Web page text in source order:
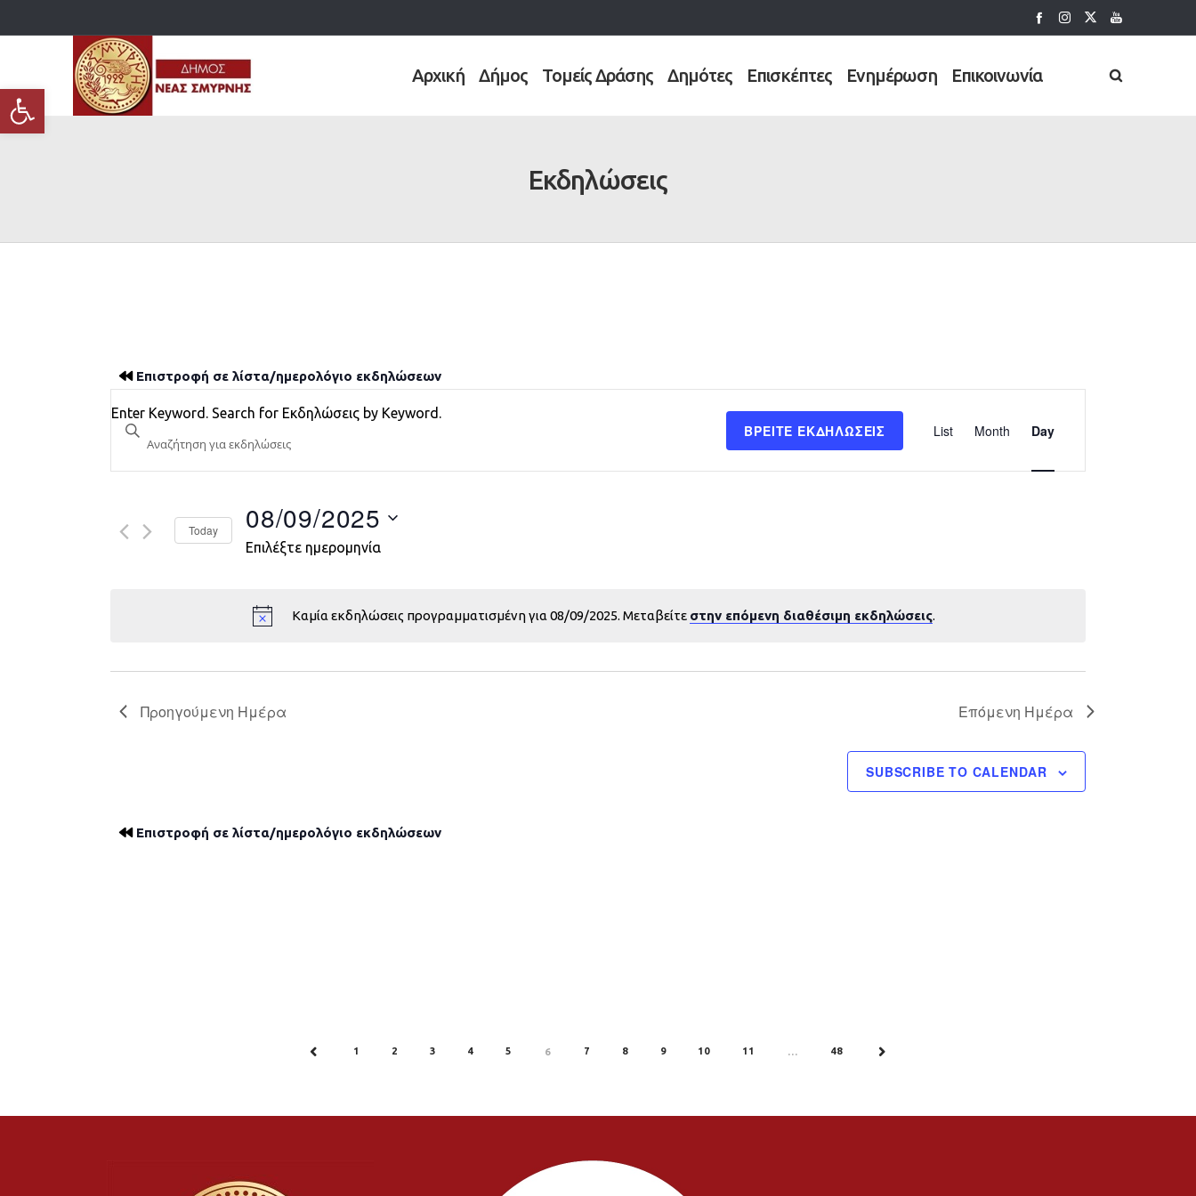
Ανοίξτε τη γραμμή εργαλείων
Αρχική Δήμος Τομείς Δράσης Δημότες Επισκέπτες Ενημέρωση Επικοινωνία
Εκδηλώσεις
Επιστροφή σε λίστα/ημερολόγιο εκδηλώσεων
Καμία εκδηλώσεις προγραμματισμένη για 08/09/2025. Μεταβείτε στην επόμενη διαθέσιμη εκδηλώσεις.
Εκδηλώσεις
Search
and
Navigation
Enter Keyword. Search for Εκδηλώσεις by Keyword.
ΒΡΕΊΤΕ ΕΚΔΗΛΏΣΕΙΣ
Views
Navigation
List Month Day
Today 08/09/2025
Επιλέξτε ημερομηνία
Προηγούμενη Ημέρα Επόμενη Ημέρα
SUBSCRIBE TO CALENDAR
Επιστροφή σε λίστα/ημερολόγιο εκδηλώσεων
1 2 3 4 5 6 7 8 9 10 11 … 48 NEXT